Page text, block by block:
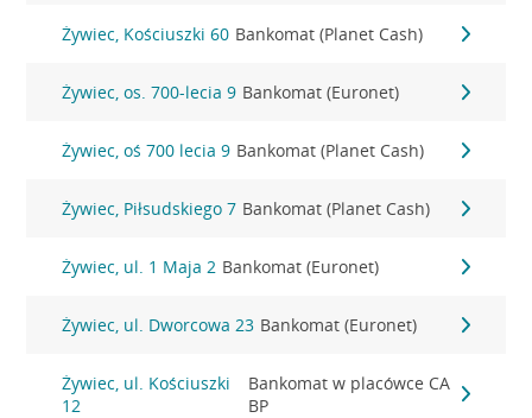
Żywiec, Kościuszki 60 Bankomat (Planet Cash)
Żywiec, os. 700-lecia 9 Bankomat (Euronet)
Żywiec, oś 700 lecia 9 Bankomat (Planet Cash)
Żywiec, Piłsudskiego 7 Bankomat (Planet Cash)
Żywiec, ul. 1 Maja 2 Bankomat (Euronet)
Żywiec, ul. Dworcowa 23 Bankomat (Euronet)
Żywiec, ul. Kościuszki
12
Bankomat w placówce CA
BP